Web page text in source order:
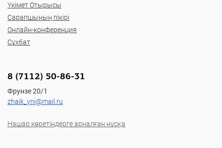
Үкімет Отырысы
Сарапшының пікірі
Онлайн-конференция
Сұхбат
8 (7112) 50-86-31
Фрунзе 20/1
zhaik_yni@mail.ru
Нашар көретіндерге арналған нұсқа